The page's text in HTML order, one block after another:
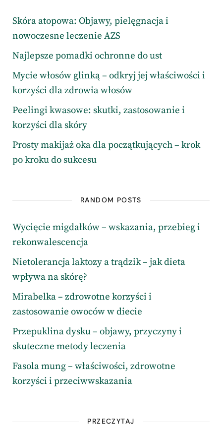
Skóra atopowa: Objawy, pielęgnacja i
nowoczesne leczenie AZS
Najlepsze pomadki ochronne do ust
Mycie włosów glinką – odkryj jej właściwości i
korzyści dla zdrowia włosów
Peelingi kwasowe: skutki, zastosowanie i
korzyści dla skóry
Prosty makijaż oka dla początkujących – krok
po kroku do sukcesu
RANDOM POSTS
Wycięcie migdałków – wskazania, przebieg i
rekonwalescencja
Nietolerancja laktozy a trądzik – jak dieta
wpływa na skórę?
Mirabelka – zdrowotne korzyści i
zastosowanie owoców w diecie
Przepuklina dysku – objawy, przyczyny i
skuteczne metody leczenia
Fasola mung – właściwości, zdrowotne
korzyści i przeciwwskazania
PRZECZYTAJ